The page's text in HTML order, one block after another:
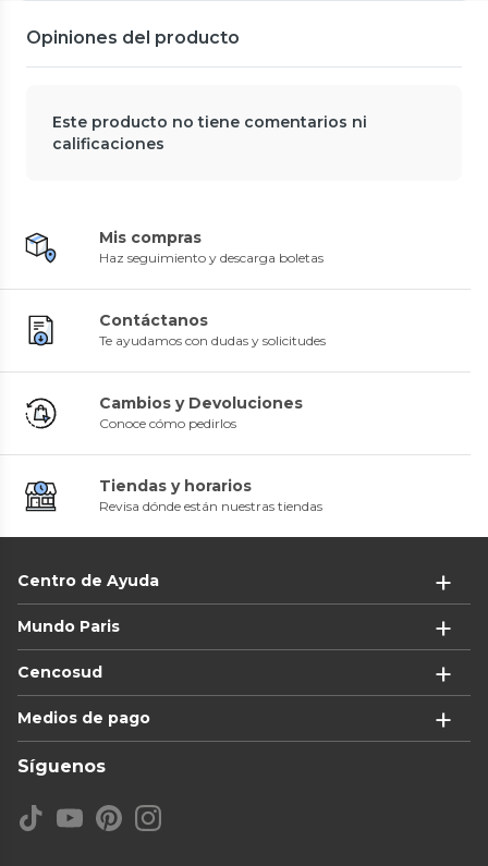
Opiniones del producto
Este producto no tiene comentarios ni
calificaciones
Mis compras
Haz seguimiento y descarga boletas
Contáctanos
Te ayudamos con dudas y solicitudes
Cambios y Devoluciones
Conoce cómo pedirlos
Tiendas y horarios
Revisa dónde están nuestras tiendas
Centro de Ayuda
Mundo Paris
Cencosud
Medios de pago
Síguenos